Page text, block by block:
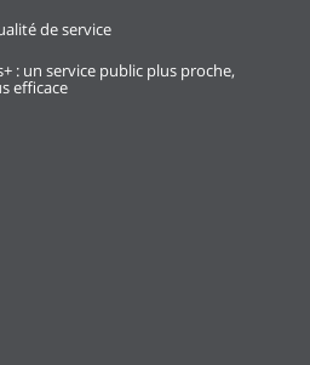
de service
: un service public plus proche,
efficace